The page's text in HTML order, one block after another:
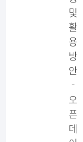
및
활
용
방
안
-
오
픈
데